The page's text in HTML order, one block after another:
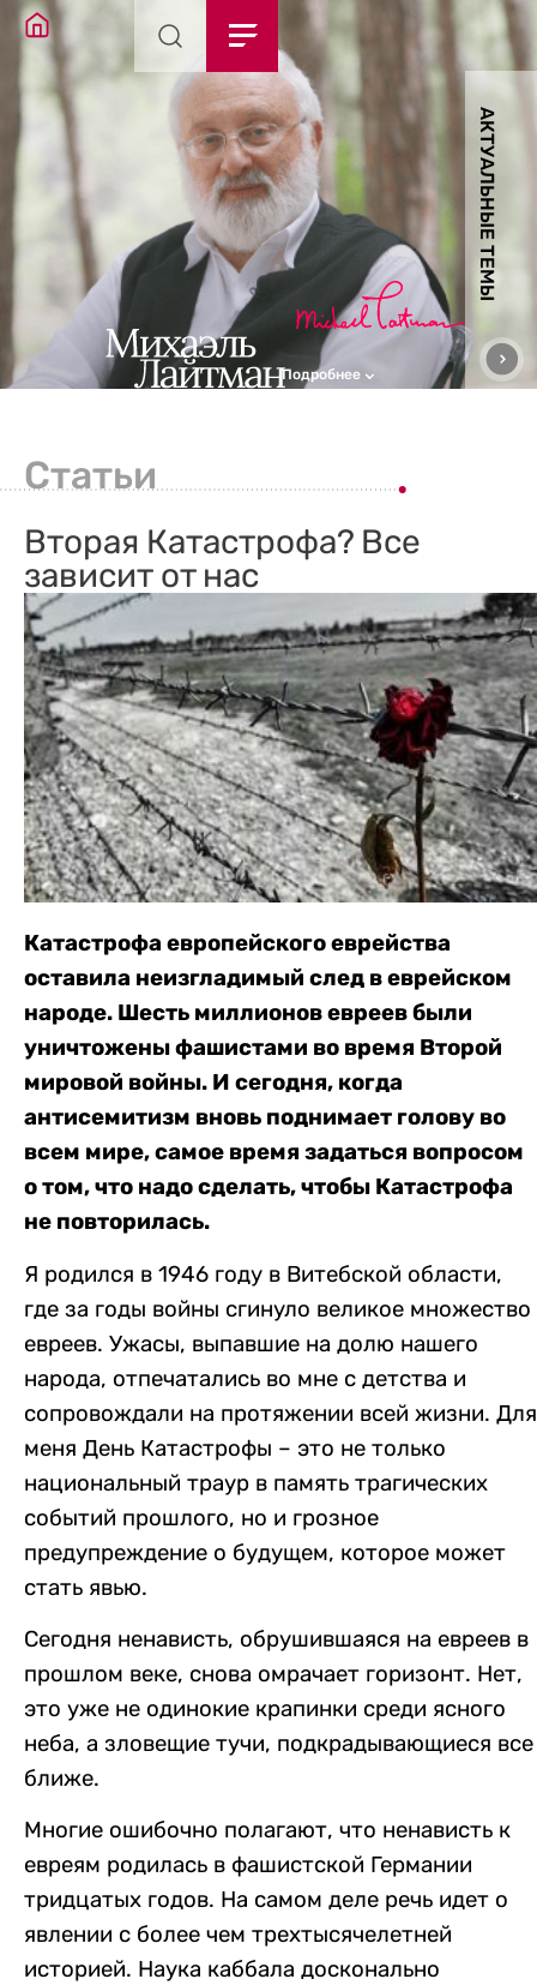
АКТУАЛЬНЫЕ ТЕМЫ
Подробнее
Статьи
Вторая Катастрофа? Все
зависит от нас
Катастрофа европейского еврейства
оставила неизгладимый след в еврейском
народе. Шесть миллионов евреев были
уничтожены фашистами во время Второй
мировой войны. И сегодня, когда
антисемитизм вновь поднимает голову во
всем мире, самое время задаться вопросом
о том, что надо сделать, чтобы Катастрофа
не повторилась.
Я родился в 1946 году в Витебской области,
где за годы войны сгинуло великое множество
евреев. Ужасы, выпавшие на долю нашего
народа, отпечатались во мне с детства и
сопровождали на протяжении всей жизни. Для
меня День Катастрофы – это не только
национальный траур в память трагических
событий прошлого, но и грозное
предупреждение о будущем, которое может
стать явью.
Сегодня ненависть, обрушившаяся на евреев в
прошлом веке, снова омрачает горизонт. Нет,
это уже не одинокие крапинки среди ясного
неба, а зловещие тучи, подкрадывающиеся все
ближе.
Многие ошибочно полагают, что ненависть к
евреям родилась в фашистской Германии
тридцатых годов. На самом деле речь идет о
явлении с более чем трехтысячелетней
историей. Наука каббала досконально